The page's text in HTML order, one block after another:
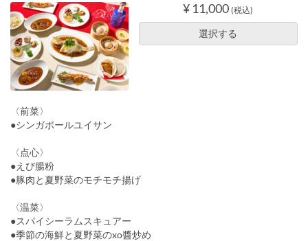
¥ 11,000 (税込)
選択する
〈前菜〉
●シンガポールユイサン
〈点心〉
●えび腸粉
●豚肉と夏野菜のモチモチ揚げ
〈温菜〉
●スパイシーラムスキュアー
●季節の海鮮と夏野菜のxo醬炒め